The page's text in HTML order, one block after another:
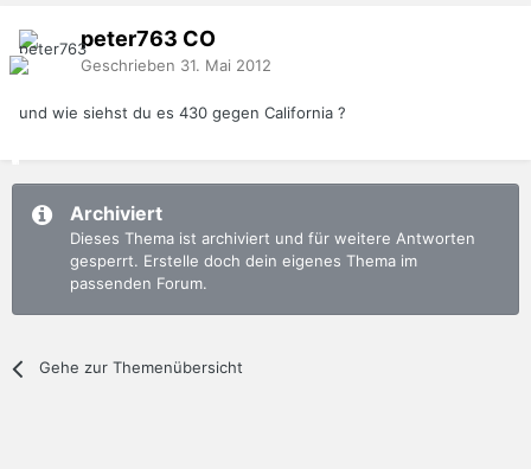
peter763 CO
Geschrieben 31. Mai 2012
und wie siehst du es 430 gegen California ?
Archiviert
Dieses Thema ist archiviert und für weitere Antworten
gesperrt. Erstelle doch dein eigenes Thema im
passenden Forum.
Gehe zur Themenübersicht